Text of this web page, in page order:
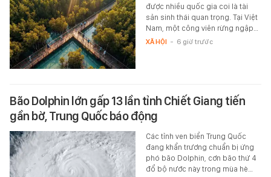
được nhiều quốc gia coi là tài
sản sinh thái quan trọng. Tại Việt
Nam, một công viên rừng ngập…
XÃ HỘI - 6 giờ trước
Bão Dolphin lớn gấp 13 lần tỉnh Chiết Giang tiến
gần bờ, Trung Quốc báo động
Các tỉnh ven biển Trung Quốc
đang khẩn trương chuẩn bị ứng
phó bão Dolphin, cơn bão thứ 4
đổ bộ nước này trong mùa hè…